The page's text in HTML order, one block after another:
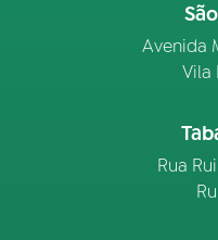
Avenida
Vila
Rua